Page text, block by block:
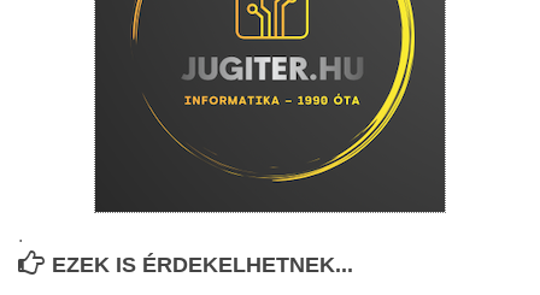
.
EZEK IS ÉRDEKELHETNEK...